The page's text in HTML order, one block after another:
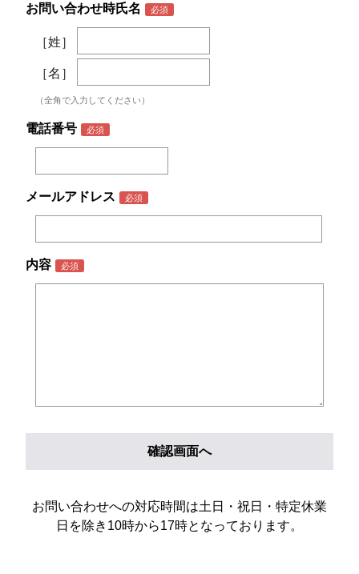
お問い合わせ時氏名
［姓］
［名］
（全角で入力してください）
電話番号
メールアドレス
内容
お問い合わせへの対応時間は土日・祝日・特定休業
日を除き10時から17時となっております。